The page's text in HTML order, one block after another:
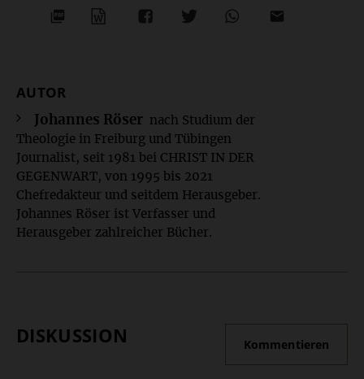
Überschrift
Artikel-
Infos
AUTOR
Johannes Röser
nach Studium der
Theologie in Freiburg und Tübingen
Journalist, seit 1981 bei CHRIST IN DER
GEGENWART, von 1995 bis 2021
Chefredakteur und seitdem Herausgeber.
Johannes Röser ist Verfasser und
Herausgeber zahlreicher Bücher.
DISKUSSION Kommentieren